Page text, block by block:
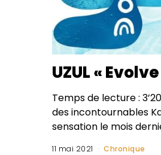
UZUL «
Temps de lecture :
des incontournables
sensation le mois
11 mai 2021 Chronique